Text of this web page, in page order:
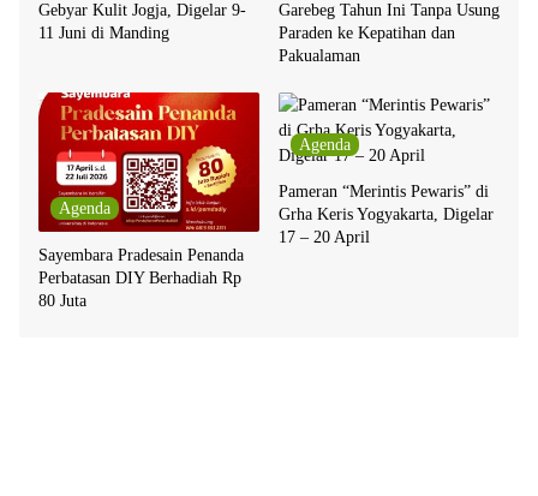
Gebyar Kulit Jogja, Digelar 9-
11 Juni di Manding
Garebeg Tahun Ini Tanpa Usung
Paraden ke Kepatihan dan
Pakualaman
Agenda
Sayembara Pradesain Penanda
Perbatasan DIY Berhadiah Rp
80 Juta
Agenda
Pameran “Merintis Pewaris” di
Grha Keris Yogyakarta, Digelar
17 – 20 April